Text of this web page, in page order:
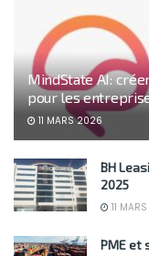
MindState AI:
pour les
11 MARS 2026
BH
2025
11
PME et